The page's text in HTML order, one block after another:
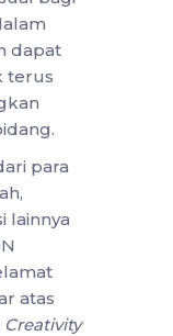
dapat
terus
para
lainnya
atas
Creativity